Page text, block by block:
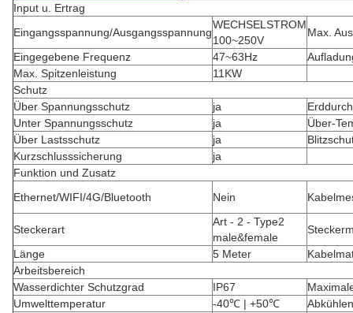
Input u. Ertrag
Eingangsspannung/Ausgangsspannung
WECHSELSTROM
100~250V
Max.
Eingegebene Frequenz
47~63Hz
Max. Spitzenleistung
11KW
Schutz
Über Spannungsschutz
ja
Unter Spannungsschutz
ja
Über-
Über Lastsschutz
ja
Kurzschlusssicherung
ja
Funktion und Zusatz
Ethernet/WIFI/4G/Bluetooth
Nein
Steckerart
Art - 2 - Type2
male&female
Länge
5 Meter
Arbeitsbereich
Wasserdichter Schutzgrad
IP67
Umwelttemperatur
-40℃ | +50℃
Abkühlen